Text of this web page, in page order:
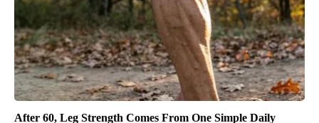
After 60, Leg Strength Comes From One Simple Daily